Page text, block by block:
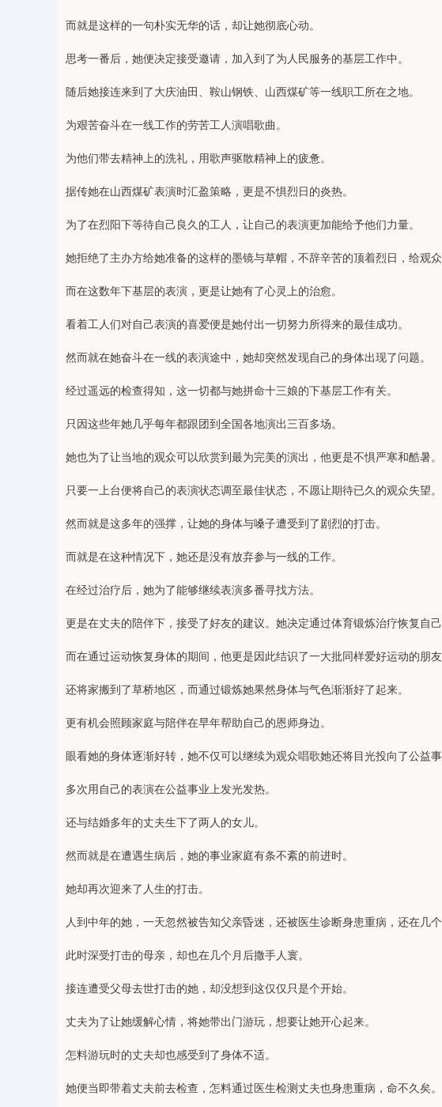
而就是这样的一句朴实无华的话，却让她彻底心动。
思考一番后，她便决定接受邀请，加入到了为人民服务的基层工作中。
随后她接连来到了大庆油田、鞍山钢铁、山西煤矿等一线职工所在之地。
为艰苦奋斗在一线工作的劳苦工人演唱歌曲。
为他们带去精神上的洗礼，用歌声驱散精神上的疲惫。
据传她在山西煤矿表演时汇盈策略，更是不惧烈日的炎热。
为了在烈阳下等待自己良久的工人，让自己的表演更加能给予他们力量。
她拒绝了主办方给她准备的这样的墨镜与草帽，不辞辛苦的顶着烈日，给观
而在这数年下基层的表演，更是让她有了心灵上的治愈。
看着工人们对自己表演的喜爱便是她付出一切努力所得来的最佳成功。
然而就在她奋斗在一线的表演途中，她却突然发现自己的身体出现了问题。
经过遥远的检查得知，这一切都与她拼命十三娘的下基层工作有关。
只因这些年她几乎每年都跟团到全国各地演出三百多场。
她也为了让当地的观众可以欣赏到最为完美的演出，他更是不惧严寒和酷暑。
只要一上台便将自己的表演状态调至最佳状态，不愿让期待已久的观众失望。
然而就是这多年的强撑，让她的身体与嗓子遭受到了剧烈的打击。
而就是在这种情况下，她还是没有放弃参与一线的工作。
在经过治疗后，她为了能够继续表演多番寻找方法。
更是在丈夫的陪伴下，接受了好友的建议。她决定通过体育锻炼治疗恢复自己
而在通过运动恢复身体的期间，他更是因此结识了一大批同样爱好运动的朋友
还将家搬到了草桥地区，而通过锻炼她果然身体与气色渐渐好了起来。
更有机会照顾家庭与陪伴在早年帮助自己的恩师身边。
眼看她的身体逐渐好转，她不仅可以继续为观众唱歌她还将目光投向了公益事
多次用自己的表演在公益事业上发光发热。
还与结婚多年的丈夫生下了两人的女儿。
然而就是在遭遇生病后，她的事业家庭有条不紊的前进时。
她却再次迎来了人生的打击。
人到中年的她，一天忽然被告知父亲昏迷，还被医生诊断身患重病，还在几个
此时深受打击的母亲，却也在几个月后撒手人寰。
接连遭受父母去世打击的她，却没想到这仅仅只是个开始。
丈夫为了让她缓解心情，将她带出门游玩，想要让她开心起来。
怎料游玩时的丈夫却也感受到了身体不适。
她便当即带着丈夫前去检查，怎料通过医生检测丈夫也身患重病，命不久矣。